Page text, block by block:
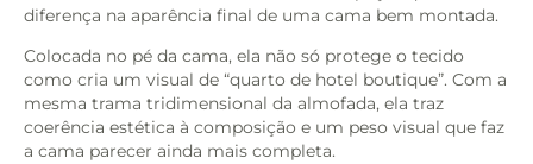
diferença na aparência final de uma cama bem montada.
Colocada no pé da cama, ela não só protege o tecido
como cria um visual de “quarto de hotel boutique”. Com a
mesma trama tridimensional da almofada, ela traz
coerência estética à composição e um peso visual que faz
a cama parecer ainda mais completa.